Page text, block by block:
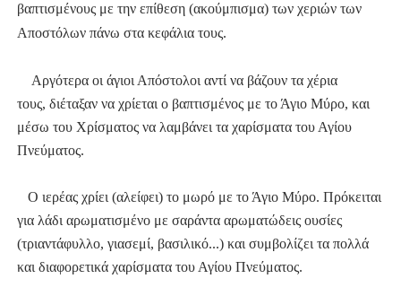
βαπτισμένους με την επίθεση (ακούμπισμα) των χεριών των
Αποστόλων πάνω στα κεφάλια τους.
Αργότερα οι άγιοι Απόστολοι αντί να βάζουν τα χέρια
τους, διέταξαν να χρίεται ο βαπτισμένος με το Άγιο Μύρο, και
μέσω του Χρίσματος να λαμβάνει τα χαρίσματα του Αγίου
Πνεύματος.
Ο ιερέας χρίει (αλείφει) το μωρό με το Άγιο Μύρο. Πρόκειται
για λάδι αρωματισμένο με σαράντα αρωματώδεις ουσίες
(τριαντάφυλλο, γιασεμί, βασιλικό...) και συμβολίζει τα πολλά
και διαφορετικά χαρίσματα του Αγίου Πνεύματος.